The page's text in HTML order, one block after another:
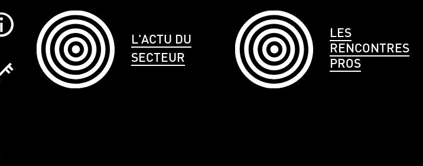
L'ACTU DU
SECTEUR
LES
RENCONTRES
PROS